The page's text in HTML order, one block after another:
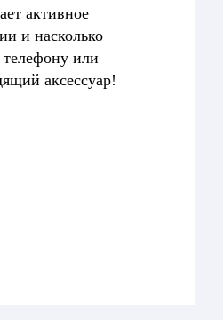
активное
и насколько
или
аксессуар!